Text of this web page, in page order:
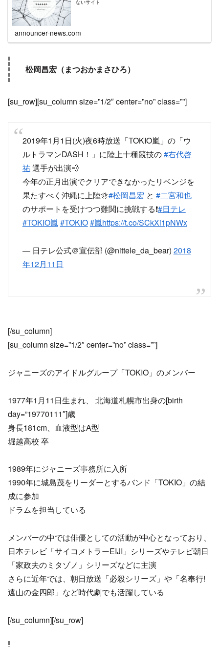
ないサイト
announcer-news.com
松岡昌宏（まつおかまさひろ）
[su_row][su_column size=”1/2″ center=”no” class=””]
2019年1月1日(火)夜6時放送「TOKIO嵐」の「ウ
ルトラマンDASH！」に陸上十種競技の#右代啓
祐選手が出演💨
今年の正月出演でクリアできなかったリベンジを
果たすべく沖縄に上陸🌞#松岡昌宏 と #二宮和也
のサポートを受けつつ難関に挑戦する❗️#日テレ
#TOKIO嵐#TOKIO#嵐https://t.co/SCkXi1pNWx
— 日テレ公式＠宣伝部 (@nittele_da_bear) 2018
年12月11日
[/su_column]
[su_column size=”1/2″ center=”no” class=””]
ジャニーズのアイドルグループ「TOKIO」のメンバー
1977年1月11日生まれ、 北海道札幌市出身の[birth
day=”19770111″]歳
身長181cm、血液型はA型
堀越高校 卒
1989年にジャニーズ事務所に入所
1990年に城島茂をリーダーとするバンド「TOKIO」の結
成に参加
ドラムを担当している
メンバーの中では俳優としての活動が中心となっており、
日本テレビ「サイコメトラーEIJI」シリーズやテレビ朝日
「家政夫のミタゾノ」シリーズなどに主演
さらに近年では、朝日放送「必殺シリーズ」や「名奉行!
遠山の金四郎」など時代劇でも活躍している
[/su_column][/su_row]